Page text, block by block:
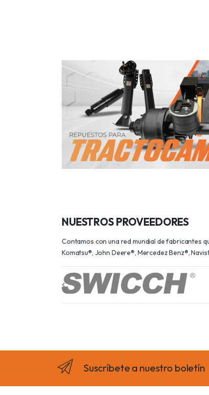
NUESTROS PROVEEDORES
Contamos con una red mundial de fabricantes
Komatsu®, John Deere®, Mercedez Benz®,
Suscríbete a nuestro boletín